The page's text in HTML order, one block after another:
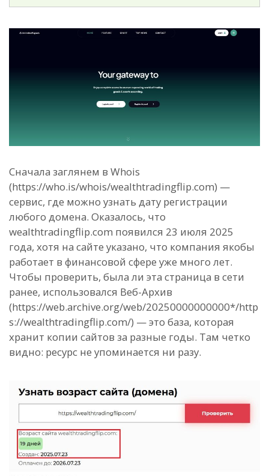
Сначала заглянем в Whois
(https://who.is/whois/wealthtradingflip.com) —
сервис, где можно узнать дату регистрации
любого домена. Оказалось, что
wealthtradingflip.com появился 23 июля 2025
года, хотя на сайте указано, что компания якобы
работает в финансовой сфере уже много лет.
Чтобы проверить, была ли эта страница в сети
ранее, использовался Веб-Архив
(https://web.archive.org/web/20250000000000*/http
s://wealthtradingflip.com/) — это база, которая
хранит копии сайтов за разные годы. Там четко
видно: ресурс не упоминается ни разу.